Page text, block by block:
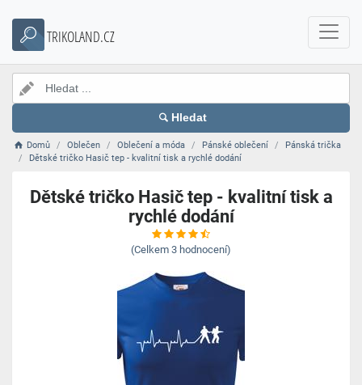
TRIKOLAND.CZ
Hledat
Domů Oblečen Oblečení a móda Pánské oblečení
Pánská trička
Dětské tričko Hasič tep - kvalitní tisk a rychlé dodání
Dětské tričko Hasič tep - kvalitní tisk a
rychlé dodání
(Celkem 3 hodnocení)